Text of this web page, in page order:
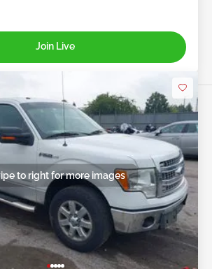
Join Live
to right for more images